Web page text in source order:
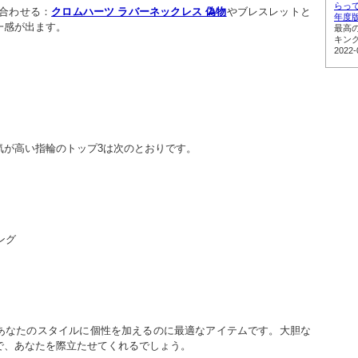
わせる： クロムハーツ ラバーネックレス 偽物やブレスレットと
が出ます。
高い指輪のトップ3は次のとおりです。
グ
なたのスタイルに個性を加えるのに最適なアイテムです。大胆な
あなたを際立たせてくれるでしょう。
らっ
年度
最高
キン
2022-